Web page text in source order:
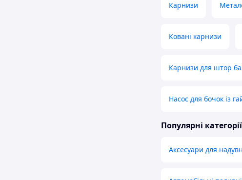
Карнизи
Ковані карнизи
Карнизи для штор
Насос для бочок із
Популярні категорії
Аксесуари для